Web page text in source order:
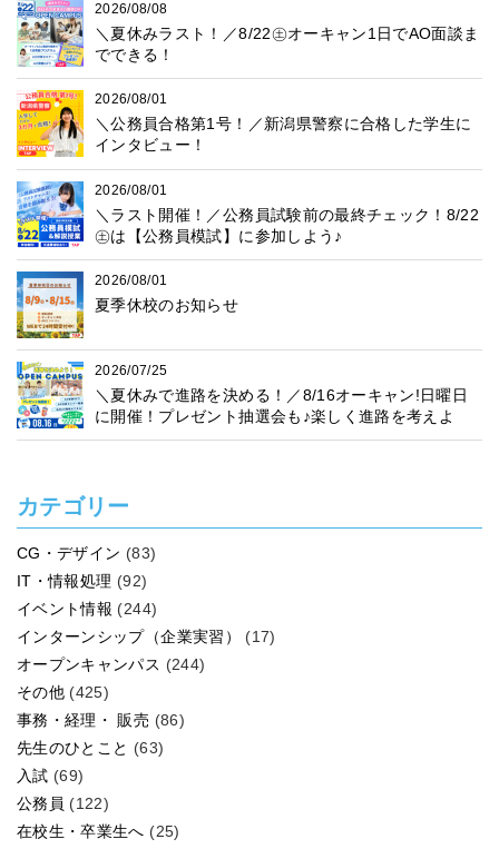
2026/08/08
＼夏休みラスト！／8/22㊏オーキャン1日でAO面談ま
でできる！
2026/08/01
＼公務員合格第1号！／新潟県警察に合格した学生に
インタビュー！
2026/08/01
＼ラスト開催！／公務員試験前の最終チェック！8/22
㊏は【公務員模試】に参加しよう♪
2026/08/01
夏季休校のお知らせ
2026/07/25
＼夏休みで進路を決める！／8/16オーキャン!日曜日
に開催！プレゼント抽選会も♪楽しく進路を考えよ
う！
カテゴリー
CG・デザイン (83)
IT・情報処理 (92)
イベント情報 (244)
インターンシップ（企業実習）
(17)
オープンキャンパス (244)
その他 (425)
事務・経理・ 販売 (86)
先生のひとこと (63)
入試 (69)
公務員 (122)
在校生・卒業生へ (25)